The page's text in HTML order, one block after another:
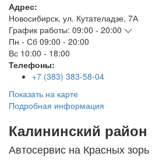
Адрес:
Новосибирск, ул. Кутателадзе, 7А
График работы: 09:00 - 20:00
Пн - Сб 09:00 - 20:00
Вс 10:00 - 18:00
Телефоны:
+7 (383) 383-58-04
Показать на карте
Подробная информация
Калининский район
Автосервис на Красных зорь